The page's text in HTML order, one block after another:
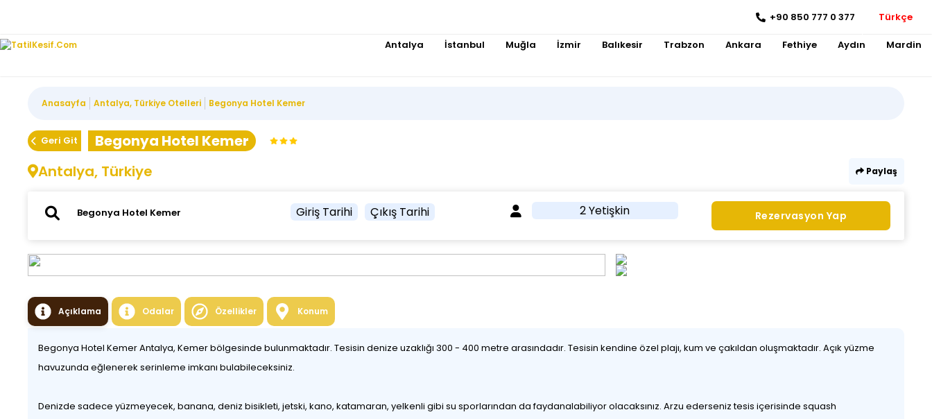
+90 850 777 0 377 Türkçe
Antalya İstanbul Muğla İzmir Balıkesir Trabzon Ankara Fethiye Aydın Mardin
Anasayfa Antalya, Türkiye Otelleri Begonya Hotel Kemer
Geri Git
Begonya Hotel Kemer
Antalya, Türkiye
Paylaş
Giriş Tarihi Çıkış Tarihi 2 Yetişkin Rezervasyon Yap
Açıklama Odalar Özellikler Konum
Begonya Hotel Kemer Antalya, Kemer bölgesinde bulunmaktadır. Tesisin denize uzaklığı 300 - 400 metre arasındadır. Tesisin kendine özel plajı, kum ve çakıldan oluşmaktadır. Açık yüzme
havuzunda eğlenerek serinleme imkanı bulabileceksiniz.
Denizde sadece yüzmeyecek, banana, deniz bisikleti, jetski, kano, katamaran, yelkenli gibi su sporlarından da faydanalabiliyor olacaksınız. Arzu ederseniz tesis içerisinde squash